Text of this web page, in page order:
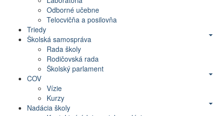
Odborné učebne
Telocvičňa a posilovňa
Triedy
Školská samospráva
Rada školy
Rodičovská rada
Školský parlament
COV
Vízie
Kurzy
Nadácia školy